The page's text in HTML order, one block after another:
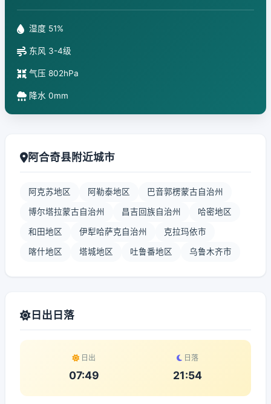
湿度 51%
东风 3-4级
气压 802hPa
降水 0mm
阿合奇县附近城市
阿克苏地区 阿勒泰地区 巴音郭楞蒙古自治州
博尔塔拉蒙古自治州 昌吉回族自治州 哈密地区
和田地区 伊犁哈萨克自治州 克拉玛依市
喀什地区 塔城地区 吐鲁番地区 乌鲁木齐市
日出日落
日出
07:49
日落
21:54